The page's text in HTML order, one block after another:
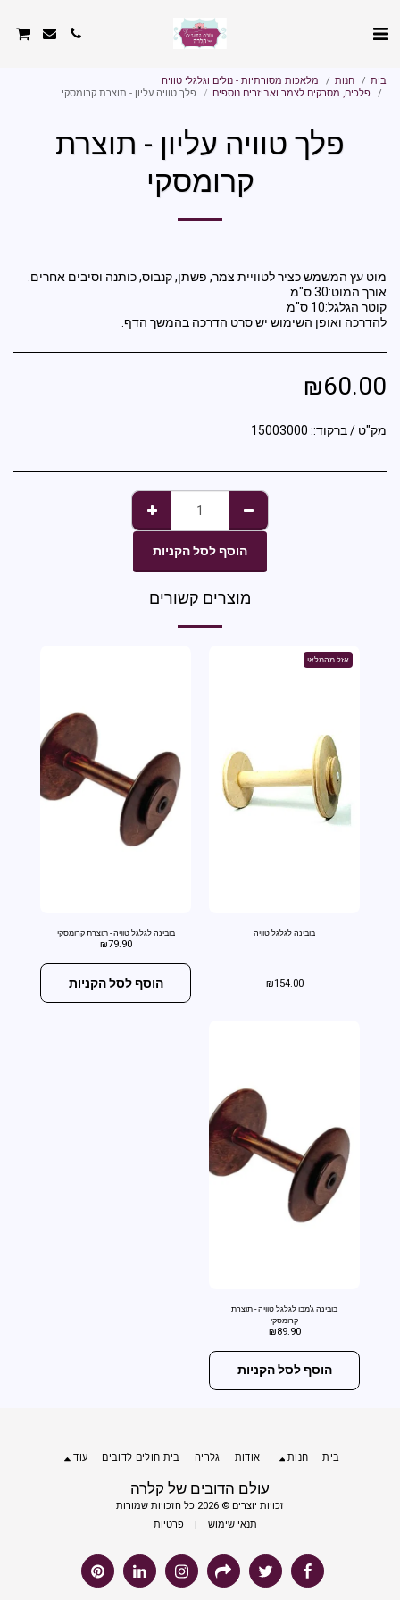
בית חנות
מלאכות מסורתיות - נולים וגלגלי טוויה
פלכים, מסרקים לצמר ואביזרים נוספים
פלך טוויה עליון - תוצרת קרומסקי
פלך טוויה עליון - תוצרת
קרומסקי
להדרכה ואופן השימוש יש סרט הדרכה בהמשך הדף.
₪60.00
מק"ט / ברקוד:: 15003000
הוסף לסל הקניות
מוצרים קשורים
אזל מהמלאי
בובינה לגלגל טוויה
₪154.00
בובינה לגלגל טוויה - תוצרת קרומסקי
₪79.90
הוסף לסל הקניות
בובינה ג'מבו לגלגל טוויה - תוצרת
קרומסקי
₪89.90
הוסף לסל הקניות
עולם הדובים של קלרה
זכויות יוצרים © 2026 כל הזכויות שמורות
תנאי שימוש
פרטיות
בית חנות אודות גלריה בית חולים לדובים עוד